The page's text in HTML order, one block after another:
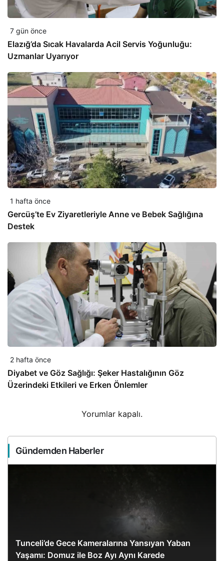
7 gün önce
Elazığ’da Sıcak Havalarda Acil Servis Yoğunluğu:
Uzmanlar Uyarıyor
1 hafta önce
Gercüş’te Ev Ziyaretleriyle Anne ve Bebek Sağlığına
Destek
2 hafta önce
Diyabet ve Göz Sağlığı: Şeker Hastalığının Göz
Üzerindeki Etkileri ve Erken Önlemler
Yorumlar kapalı.
Gündemden Haberler
Tunceli’de Gece Kameralarına Yansıyan Yaban
Yaşamı: Domuz ile Boz Ayı Aynı Karede